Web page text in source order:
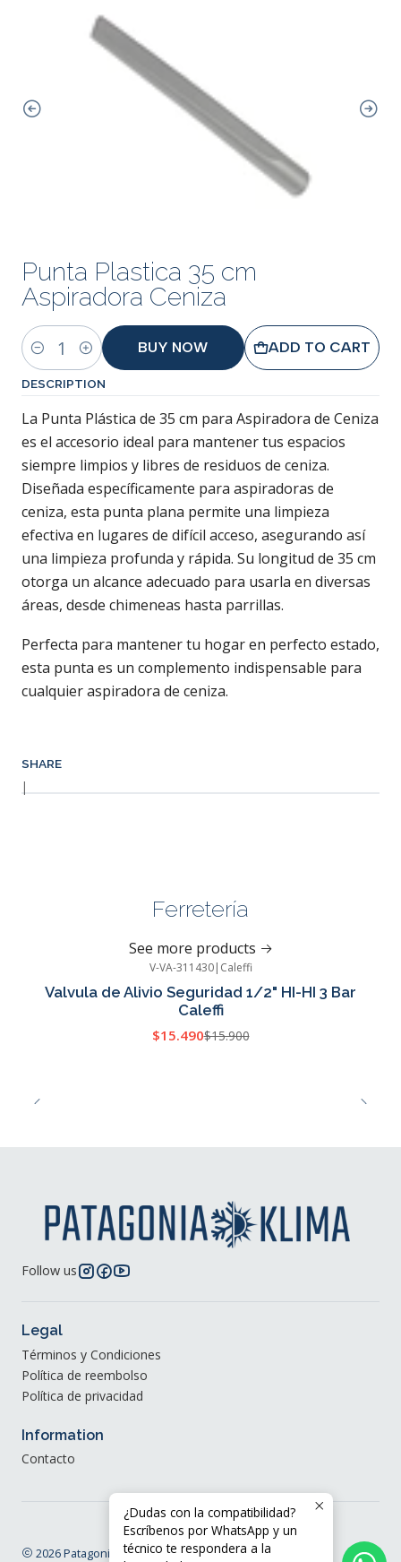
Punta Plastica 35 cm
Aspiradora Ceniza
Quantity
ADD TO CART
BUY NOW
DESCRIPTION
La Punta Plástica de 35 cm para Aspiradora de Ceniza
es el accesorio ideal para mantener tus espacios
siempre limpios y libres de residuos de ceniza.
Diseñada específicamente para aspiradoras de
ceniza, esta punta plana permite una limpieza
efectiva en lugares de difícil acceso, asegurando así
una limpieza profunda y rápida. Su longitud de 35 cm
otorga un alcance adecuado para usarla en diversas
áreas, desde chimeneas hasta parrillas.
Perfecta para mantener tu hogar en perfecto estado,
esta punta es un complemento indispensable para
cualquier aspiradora de ceniza.
SHARE
|
Ferretería
See more products
-3% OFF
V-VA-311430| Caleffi
Valvula de Alivio Seguridad 1/2" HI-HI 3 Bar
Caleffi
$15.490$15.900
Follow us
Legal
Términos y Condiciones
Política de reembolso
Política de privacidad
Information
Contacto
2026 Patagonia Klima®.
¿Dudas con la compatibilidad?
Escríbenos por WhatsApp y un
técnico te respondera a la